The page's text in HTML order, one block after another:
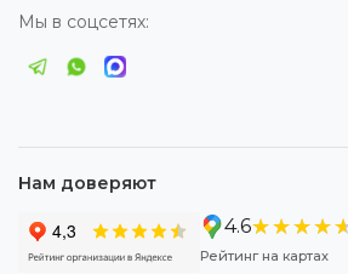
Мы в соцсетях:
Нам доверяют
4.6
Рейтинг на картах